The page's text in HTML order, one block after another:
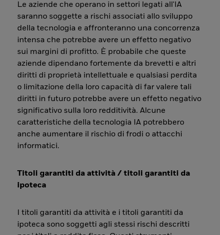
Le aziende che operano in settori legati all'IA
saranno soggette a rischi associati allo sviluppo
della tecnologia e affronteranno una concorrenza
intensa che potrebbe avere un effetto negativo
sui margini di profitto. È probabile che queste
aziende dipendano fortemente da brevetti e altri
diritti di proprietà intellettuale e qualsiasi perdita
o limitazione della loro capacità di far valere tali
diritti in futuro potrebbe avere un effetto negativo
significativo sulla loro redditività. Alcune
caratteristiche della tecnologia IA potrebbero
anche aumentare il rischio di frodi o attacchi
informatici.
Titoli garantiti da attività / titoli garantiti da
ipoteca
I titoli garantiti da attività e i titoli garantiti da
ipoteca sono soggetti agli stessi rischi descritti